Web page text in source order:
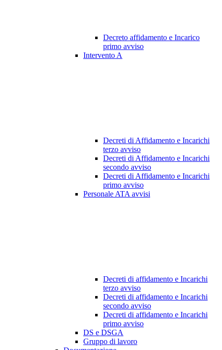
Decreto affidamento e Incarico
primo avviso
Intervento A
Decreti di Affidamento e Incarichi
terzo avviso
Decreti di Affidamento e Incarichi
secondo avviso
Decreti di Affidamento e Incarichi
primo avviso
Personale ATA avvisi
Decreti di affidamento e Incarichi
terzo avviso
Decreti di affidamento e Incarichi
secondo avviso
Decreti di affidamento e Incarichi
primo avviso
DS e DSGA
Gruppo di lavoro